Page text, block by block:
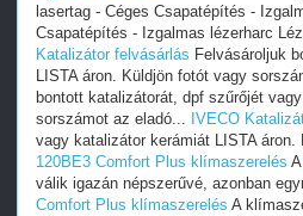
lasertag - Céges Csapatépítés -
Csapatépítés - Izgalmas lézerharc
Katalizátor felvásárlás Felvásároljuk
LISTA áron. Küldjön fotót vagy
bontott katalizátorát, dpf szűrőjét
sorszámot az eladó... IVECO
vagy katalizátor kerámiát LISTA
120BE3 Comfort Plus klímaszerelés
válik igazán népszerűvé, azonban
Comfort Plus klímaszerelés A